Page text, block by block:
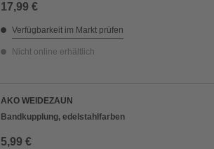
17,99 €
Verfügbarkeit im Markt prüfen
Nicht online erhältlich
AKO WEIDEZAUN
Bandkupplung, edelstahlfarben
5,99 €